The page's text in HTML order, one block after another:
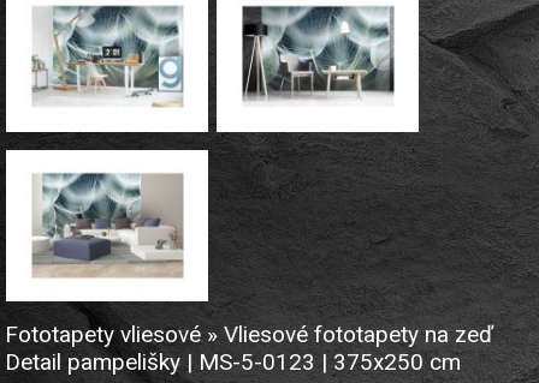
Fototapety vliesové » Vliesové fototapety na zeď
Detail pampelišky | MS-5-0123 | 375x250 cm